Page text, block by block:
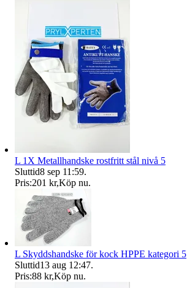
L 1X Metallhandske rostfritt stål nivå 5
Sluttid8 sep 11:59.
Pris:201 kr,Köp nu.
L Skyddshandske för kock HPPE kategori 5
Sluttid13 aug 12:47.
Pris:88 kr,Köp nu.